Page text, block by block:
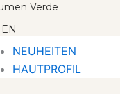
Verde
NEUHEITEN
HAUTPROFIL